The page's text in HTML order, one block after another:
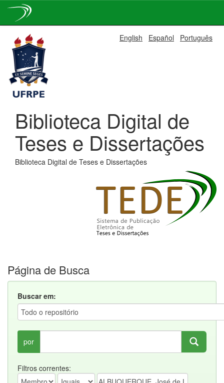
navigation
English Español Português
Biblioteca Digital de
Teses e Dissertações
Biblioteca Digital de Teses e Dissertações
Página de Busca
Buscar em:
por
Filtros correntes: